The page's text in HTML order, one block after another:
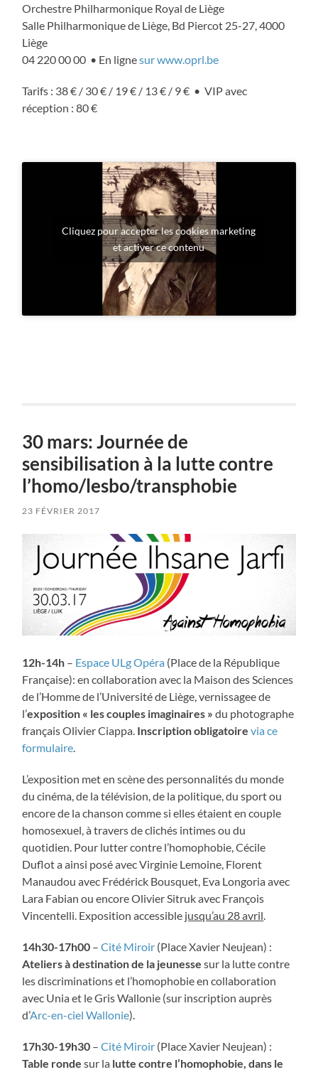
Orchestre Philharmonique Royal de Liège
Salle Philharmonique de Liège, Bd Piercot 25-27, 4000
Liège
04 220 00 00 • En lignesur www.oprl.be
Tarifs : 38 € / 30 € / 19 € / 13 € / 9 € • VIP avec
réception : 80 €
Cliquez pour accepter les cookies marketing
et activer ce contenu
30 mars: Journée de
sensibilisation à la lutte contre
l’homo/lesbo/transphobie
23 FÉVRIER 2017
12h-14h – Espace ULg Opéra (Place de la République
Française): en collaboration avec la Maison des Sciences
de l’Homme de l’Université de Liège, vernissagee de
l’exposition « les couples imaginaires » du photographe
français Olivier Ciappa. Inscription obligatoire via ce
formulaire
L’exposition met en scène des personnalités du monde
du cinéma, de la télévision, de la politique, du sport ou
encore de la chanson comme si elles étaient en couple
homosexuel, à travers de clichés intimes ou du
quotidien. Pour lutter contre l’homophobie, Cécile
Duflot a ainsi posé avec Virginie Lemoine, Florent
Manaudou avec Frédérick Bousquet, Eva Longoria avec
Lara Fabian ou encore Olivier Sitruk avec François
Vincentelli. Exposition accessible jusqu’au 28 avril
14h30-17h00 –Cité Miroir (Place Xavier Neujean) :
Ateliers à destination de la jeunesse sur la lutte contre
les discriminations et l’homophobie en collaboration
avec Unia et le Gris Wallonie (sur inscription auprès
d’Arc-en-ciel Wallonie).
17h30-19h30 –Cité Miroir (Place Xavier Neujean) :
Table ronde sur la lutte contre l’homophobie, dans le